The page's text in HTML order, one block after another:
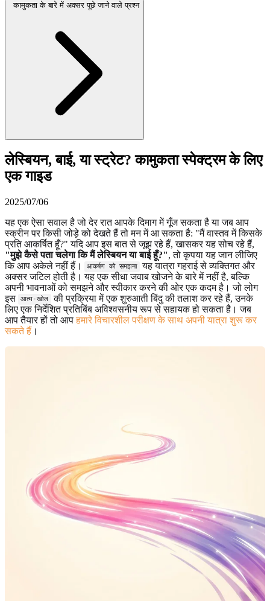
कामुकता के बारे में अक्सर पूछे जाने वाले प्रश्न
लेस्बियन, बाई, या स्ट्रेट? कामुकता स्पेक्ट्रम के लिए
एक गाइड
2025/07/06
यह एक ऐसा सवाल है जो देर रात आपके दिमाग में गूँज सकता है या जब आप
स्क्रीन पर किसी जोड़े को देखते हैं तो मन में आ सकता है: "मैं वास्तव में किसके
प्रति आकर्षित हूँ?" यदि आप इस बात से जूझ रहे हैं, खासकर यह सोच रहे हैं,
"मुझे कैसे पता चलेगा कि मैं लेस्बियन या बाई हूँ?", तो कृपया यह जान लीजिए
कि आप अकेले नहीं हैं।
आकर्षण को समझना यह यात्रा गहराई से व्यक्तिगत और
अक्सर जटिल होती है। यह एक सीधा जवाब खोजने के बारे में नहीं है, बल्कि
अपनी भावनाओं को समझने और स्वीकार करने की ओर एक कदम है। जो लोग
इस
आत्म-खोज
की प्रक्रिया में एक शुरुआती बिंदु की तलाश कर रहे हैं, उनके
लिए एक निर्देशित प्रतिबिंब अविश्वसनीय रूप से सहायक हो सकता है। जब
आप तैयार हों तो आपहमारे विचारशील परीक्षण के साथ अपनी यात्रा शुरू कर
सकते हैं ।